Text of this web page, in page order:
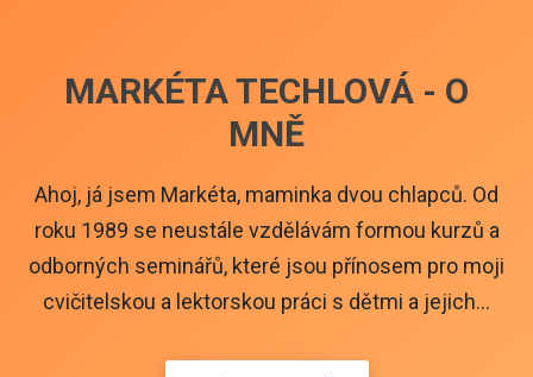
MARKÉTA TECHLOVÁ - O
MNĚ
Ahoj, já jsem Markéta, maminka dvou chlapců. Od
roku 1989 se neustále vzdělávám formou kurzů a
odborných seminářů, které jsou přínosem pro moji
cvičitelskou a lektorskou práci s dětmi a jejich...